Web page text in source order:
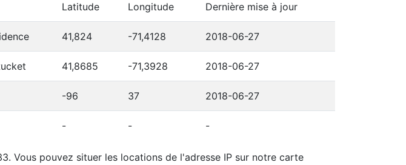
Latitude Longitude Dernière mise à jour
41,824 -71,4128 2018-06-27
41,8685 -71,3928 2018-06-27
-96 37 2018-06-27
- - -
Vous pouvez situer les locations de l'adresse IP sur notre carte